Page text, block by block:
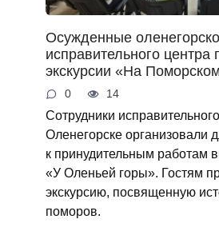
Осужденные
исправительного
экскурсии «На
0 14
Сотрудники
Оленегорске организовали
к принудительным работам
«У Оленьей горы». Гостям
экскурсию, посвященную
поморов.